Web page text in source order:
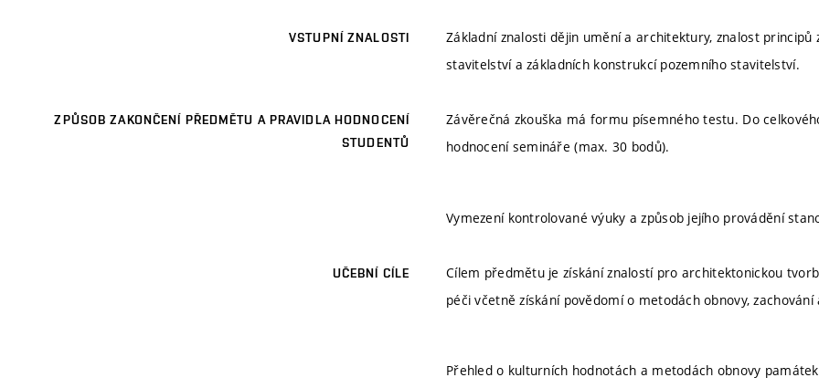
VSTUPNÍ ZNALOSTI
Základní znalosti dějin umění a architektury, znalost
stavitelství a základních konstrukcí pozemního stavitelství.
ZPŮSOB ZAKONČENÍ PŘEDMĚTU A PRAVIDLA HODNOCENÍ
STUDENTŮ
Závěrečná zkouška má formu písemného testu. Do
hodnocení semináře (max. 30 bodů).
Vymezení kontrolované výuky a způsob jejího provádění
UČEBNÍ CÍLE
Cílem předmětu je získání znalostí pro architektonickou
péči včetně získání povědomí o metodách obnovy,
Přehled o kulturních hodnotách a metodách obnovy